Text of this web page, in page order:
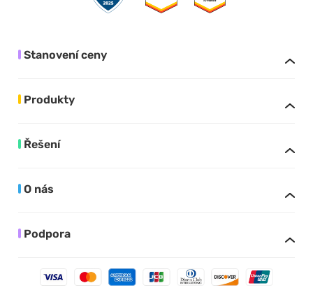
Stanovení ceny
Produkty
Řešení
O nás
Podpora